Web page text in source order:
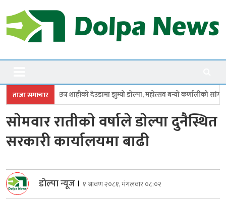
to
content
Dolpanews
ताजा समाचार
देउडामा झुम्यो डोल्पा, महोत्सव बन्यो कर्णालीको सांगीतिक उत्सव
साेमवार रातीकाे वर्षाले डाेल्पा दुनैस्थित
सरकारी कार्यालयमा बाढी
डोल्पा न्यूज । १ श्रावण २०८१, मंगलवार ०८:०२